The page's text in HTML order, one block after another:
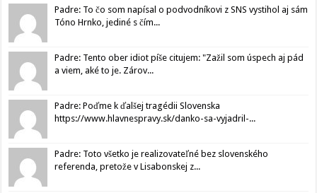
Padre: To čo som napísal o podvodníkovi z SNS vystihol aj sám
Tóno Hrnko, jediné s čím...
Padre: Tento ober idiot píše citujem: "Zažil som úspech aj pád
a viem, aké to je. Zárov...
Padre: Poďme k ďalšej tragédii Slovenska
https://www.hlavnespravy.sk/danko-sa-vyjadril-...
Padre: Toto všetko je realizovateľné bez slovenského
referenda, pretože v Lisabonskej z...